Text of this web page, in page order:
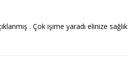
. Çok işime yaradı elinize sağlık